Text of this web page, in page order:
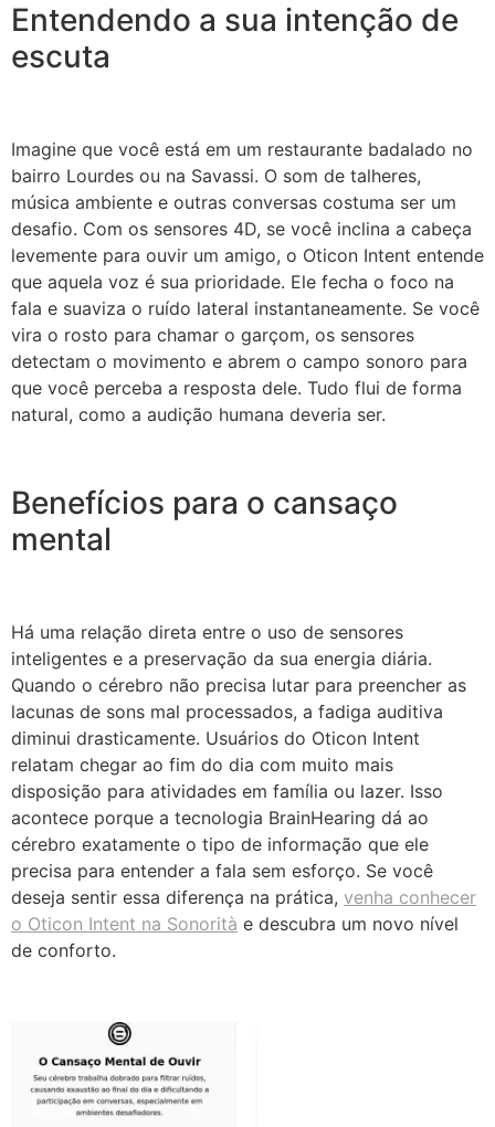
Entendendo a sua intenção de
escuta
Imagine que você está em um restaurante badalado no
bairro Lourdes ou na Savassi. O som de talheres,
música ambiente e outras conversas costuma ser um
desafio. Com os sensores 4D, se você inclina a cabeça
levemente para ouvir um amigo, o Oticon Intent entende
que aquela voz é sua prioridade. Ele fecha o foco na
fala e suaviza o ruído lateral instantaneamente. Se você
vira o rosto para chamar o garçom, os sensores
detectam o movimento e abrem o campo sonoro para
que você perceba a resposta dele. Tudo flui de forma
natural, como a audição humana deveria ser.
Benefícios para o cansaço
mental
Há uma relação direta entre o uso de sensores
inteligentes e a preservação da sua energia diária.
Quando o cérebro não precisa lutar para preencher as
lacunas de sons mal processados, a fadiga auditiva
diminui drasticamente. Usuários do Oticon Intent
relatam chegar ao fim do dia com muito mais
disposição para atividades em família ou lazer. Isso
acontece porque a tecnologia BrainHearing dá ao
cérebro exatamente o tipo de informação que ele
precisa para entender a fala sem esforço. Se você
deseja sentir essa diferença na prática, venha conhecer
o Oticon Intent na Sonorità e descubra um novo nível
de conforto.